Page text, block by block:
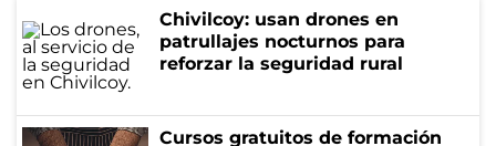
Chivilcoy: usan drones en
patrullajes nocturnos para
reforzar la seguridad rural
Cursos gratuitos de formación